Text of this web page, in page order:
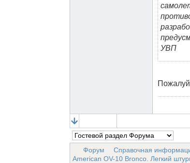
УВП
Форум Справочная
American OV-10 Bronco. Легкий